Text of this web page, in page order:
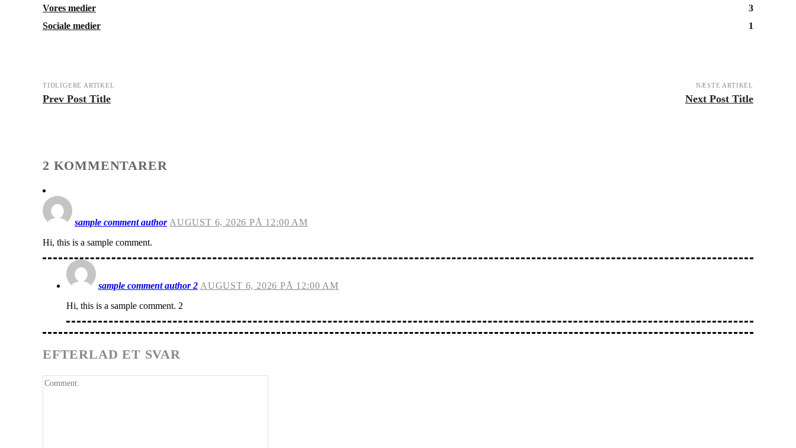
Vores medier
3
Sociale medier
1
TIDLIGERE ARTIKEL
Prev Post Title
NÆSTE ARTIKEL
Next Post Title
2 KOMMENTARER
sample comment author AUGUST 6, 2026 PÅ 12:00 AM
Hi, this is a sample comment.
sample comment author 2 AUGUST 6, 2026 PÅ 12:00 AM
Hi, this is a sample comment. 2
EFTERLAD ET SVAR